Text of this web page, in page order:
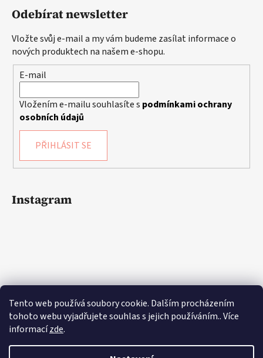
Tento web používá soubory cookie. Dalším procházením
tohoto webu vyjadřujete souhlas s jejich používáním.. Více
informacízde.
Odebírat newsletter
Vložte svůj e-mail a my vám budeme zasílat informace o
nových produktech na našem e-shopu.
E-mail
Vložením e-mailu souhlasíte s podmínkami ochrany
osobních údajů
PŘIHLÁSIT SE
Instagram
Sledovat na Instagramu